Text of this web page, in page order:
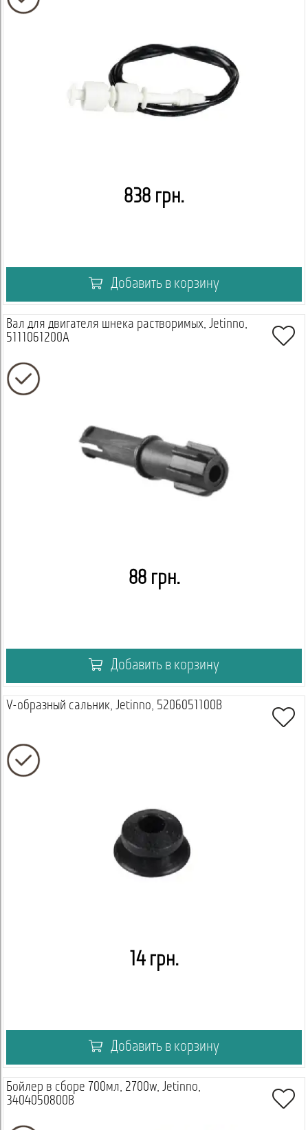
838 грн.
Добавить в корзину
Вал для двигателя шнека растворимых, Jetinno,
5111061200A
88 грн.
Добавить в корзину
V-образный сальник, Jetinno, 5206051100B
14 грн.
Добавить в корзину
Бойлер в сборе 700мл, 2700w, Jetinno,
3404050800B